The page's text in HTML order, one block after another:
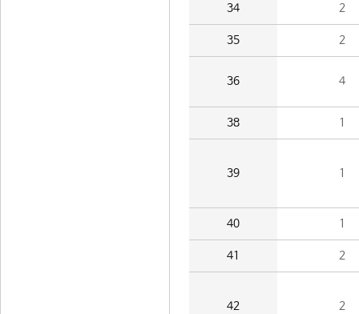
34 2
35 2
36 4
38 1
39 1
40 1
41 2
42 2